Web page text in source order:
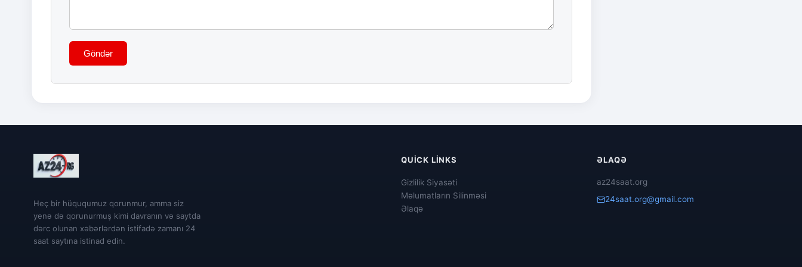
Göndər
Heç bir hüququmuz qorunmur, amma siz
yenə də qorunurmuş kimi davranın və saytda
dərc olunan xəbərlərdən istifadə zamanı 24
saat saytına istinad edin.
QUICK LINKS
Gizlilik Siyasəti
Məlumatların Silinməsi
Əlaqə
ƏLAQƏ
az24saat.org
24saat.org@gmail.com